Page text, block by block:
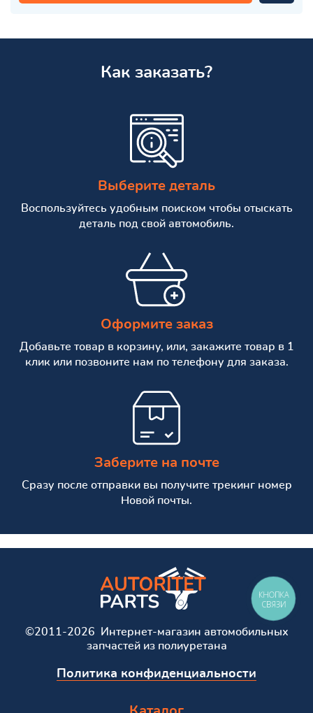
Как заказать?
Выберите деталь
Воспользуйтесь удобным поиском чтобы отыскать
деталь под свой автомобиль.
Оформите заказ
Добавьте товар в корзину, или, закажите товар в 1
клик или позвоните нам по телефону для заказа.
Заберите на почте
Сразу после отправки вы получите трекинг номер
Новой почты.
©2011-2026 Интернет-магазин автомобильных
запчастей из полиуретана
Политика конфиденциальности
КНОПКА
СВЯЗИ